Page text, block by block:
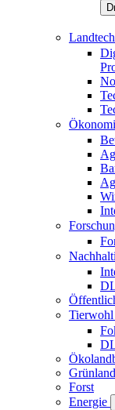
Tierwohl
Forst
Energie